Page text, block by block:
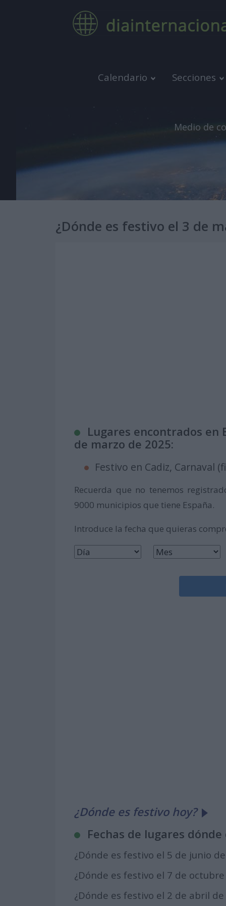
Calendario Secciones
Medio de
¿Dónde es festivo el 3 de
Lugares encontrados en
de marzo de 2025:
Festivo en Cadiz, Carnaval
Recuerda que no tenemos
9000 municipios que tiene España.
Introduce la fecha que quieras
¿Dónde es festivo hoy?
Fechas de lugares
¿Dónde es festivo el 5 de junio
¿Dónde es festivo el 7 de
¿Dónde es festivo el 2 de abril de